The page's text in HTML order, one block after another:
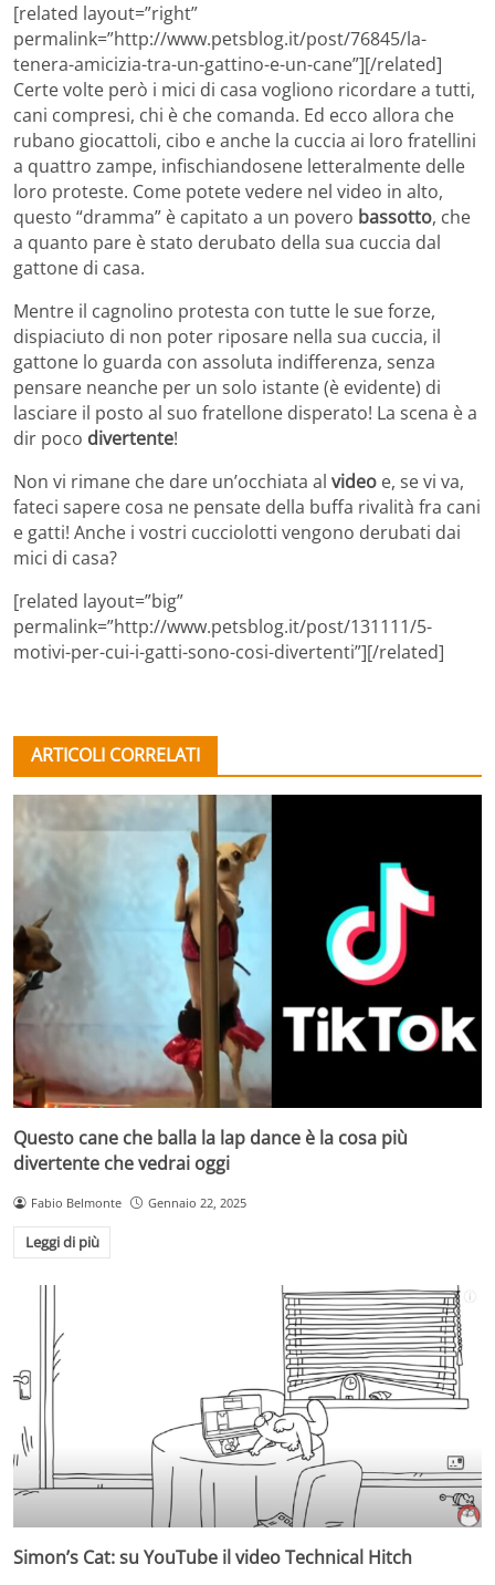
[related layout=”right”
permalink=”http://www.petsblog.it/post/76845/la-
tenera-amicizia-tra-un-gattino-e-un-cane”][/related]
Certe volte però i mici di casa vogliono ricordare a tutti,
cani compresi, chi è che comanda. Ed ecco allora che
rubano giocattoli, cibo e anche la cuccia ai loro fratellini
a quattro zampe, infischiandosene letteralmente delle
loro proteste. Come potete vedere nel video in alto,
questo “dramma” è capitato a un povero bassotto, che
a quanto pare è stato derubato della sua cuccia dal
gattone di casa.
Mentre il cagnolino protesta con tutte le sue forze,
dispiaciuto di non poter riposare nella sua cuccia, il
gattone lo guarda con assoluta indifferenza, senza
pensare neanche per un solo istante (è evidente) di
lasciare il posto al suo fratellone disperato! La scena è a
dir poco divertente!
Non vi rimane che dare un’occhiata al video e, se vi va,
fateci sapere cosa ne pensate della buffa rivalità fra cani
e gatti! Anche i vostri cucciolotti vengono derubati dai
mici di casa?
[related layout=”big”
permalink=”http://www.petsblog.it/post/131111/5-
motivi-per-cui-i-gatti-sono-cosi-divertenti”][/related]
ARTICOLI CORRELATI
Questo cane che balla la lap dance è la cosa più
divertente che vedrai oggi
Fabio Belmonte Gennaio 22, 2025
Leggi di più
Simon’s Cat: su YouTube il video Technical Hitch